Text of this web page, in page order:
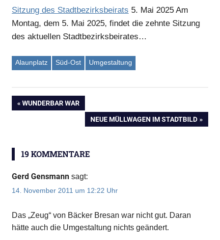
Sitzung des Stadtbezirksbeirats 5. Mai 2025 Am
Montag, dem 5. Mai 2025, findet die zehnte Sitzung
des aktuellen Stadtbezirksbeirates…
Alaunplatz Süd-Ost Umgestaltung
Beitragsnavigation
VORHERIGER
WUNDERBAR WAR
NÄCHSTER
NEUE MÜLLWAGEN IM STADTBILD
19 KOMMENTARE
Gerd Gensmann sagt:
14. November 2011 um 12:22 Uhr
Das „Zeug“ von Bäcker Bresan war nicht gut. Daran
hätte auch die Umgestaltung nichts geändert.